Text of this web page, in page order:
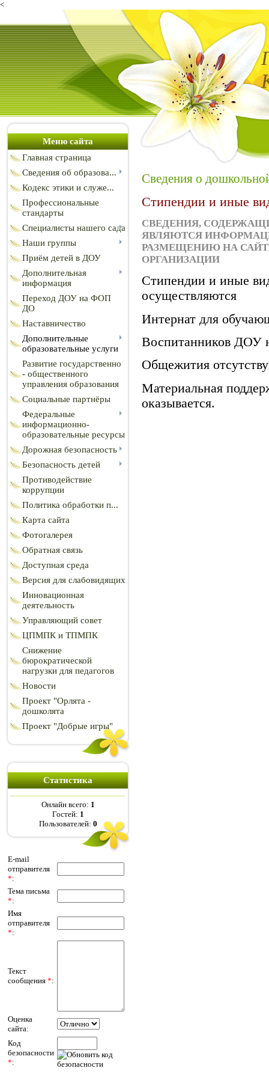
<
Меню сайта
Главная страница
Сведения об образова...
Кодекс этики и служе...
Профессиональные
стандарты
Специалисты нашего сада
Наши группы
Приём детей в ДОУ
Дополнительная
информация
Переход ДОУ на ФОП
ДО
Наставничество
Дополнительные
образовательные услуги
Развитие государственно
- общественного
управления образования
Социальные партнёры
Федеральные
информационно-
образовательные ресурсы
Дорожная безопасность
Безопасность детей
Противодействие
коррупции
Политика обработки п...
Карта сайта
Фотогалерея
Обратная связь
Доступная среда
Версия для слабовидящих
Инновационная
деятельность
Управляющий совет
ЦПМПК и ТПМПК
Снижение
бюрократической
нагрузки для педагогов
Новости
Проект "Орлята -
дошколята
Проект "Добрые игры"
Статистика
Онлайн всего: 1
Гостей: 1
Пользователей: 0
E-mail
отправителя
*:
Тема письма
*:
Имя
отправителя
*:
Текст
сообщения *:
Оценка
сайта:
Код
безопасности
*:
Сведения о
Стипендии и иные
СВЕДЕНИЯ,
ЯВЛЯЮТСЯ
РАЗМЕЩЕНИЮ НА
ОРГАНИЗАЦИИ
Стипендии и иные
осуществляются
Интернат для
Воспитанников ДОУ
Общежития
Материальная
оказывается.